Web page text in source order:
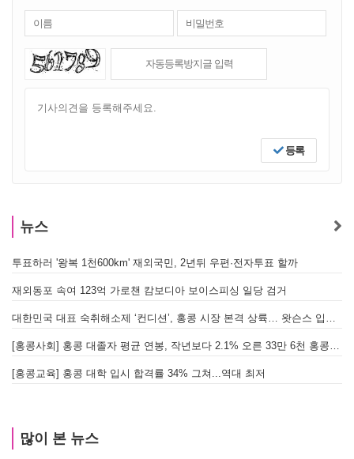
등록
뉴스
투표하러 '왕복 1천600km' 재외국민, 2년뒤 우편·전자투표 할까
재외동포 속여 123억 가로챈 캄보디아 보이스피싱 일당 검거
[홍콩교육] 홍콩 대학 입시 합격률 34% 그쳐...역대 최저
많이 본 뉴스